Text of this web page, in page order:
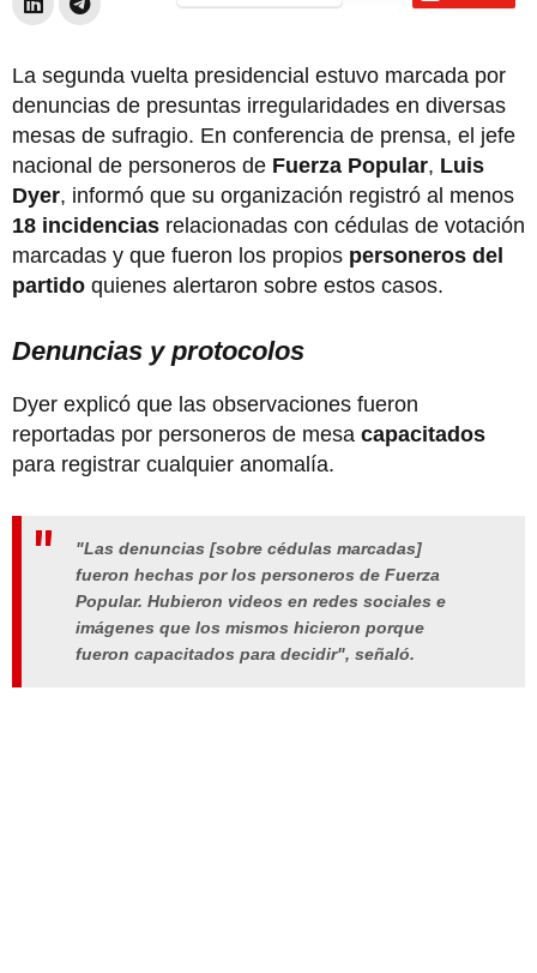
La segunda vuelta presidencial estuvo marcada por
denuncias de presuntas irregularidades en diversas
mesas de sufragio. En conferencia de prensa, el jefe
nacional de personeros de Fuerza Popular, Luis
Dyer, informó que su organización registró al menos
18 incidencias relacionadas con cédulas de votación
marcadas y que fueron los propios personeros del
partido quienes alertaron sobre estos casos.
Denuncias y protocolos
Dyer explicó que las observaciones fueron
reportadas por personeros de mesa capacitados
para registrar cualquier anomalía.
"Las denuncias [sobre cédulas marcadas]
fueron hechas por los personeros de Fuerza
Popular. Hubieron videos en redes sociales e
imágenes que los mismos hicieron porque
fueron capacitados para decidir", señaló.